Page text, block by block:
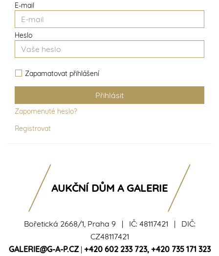
E-mail
Heslo
Zapamatovat přihlášení
Zapomenuté heslo?
Registrovat
Bořetická 2668/1, Praha 9 | IČ: 48117421 | DIČ:
CZ48117421
GALERIE@G-A-P.CZ| +420 602 233 723, +420 735 171 323
AUKČNÍ DŮM A GALERIE